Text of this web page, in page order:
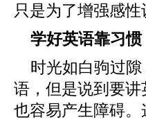
只是为了增强感性
学好英语靠习惯
时光如白驹过
语，但是说到要
也容易产生障碍